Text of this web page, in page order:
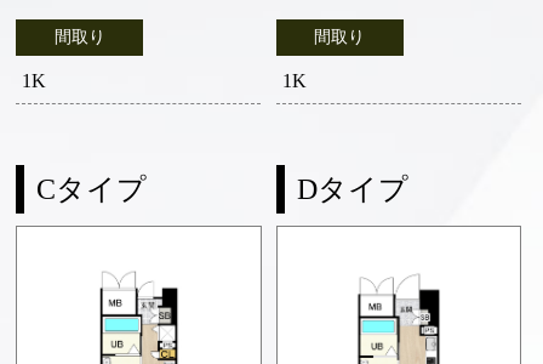
間取り
1K
間取り
1K
Cタイプ Dタイプ